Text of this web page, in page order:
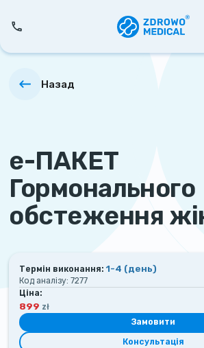
Назад
е-ПАКЕТ
Гормонального
обстеження
Термін виконання: 1-4 (день)
Код аналізу: 7277
Ціна:
899 zł
Замовити
Консультація